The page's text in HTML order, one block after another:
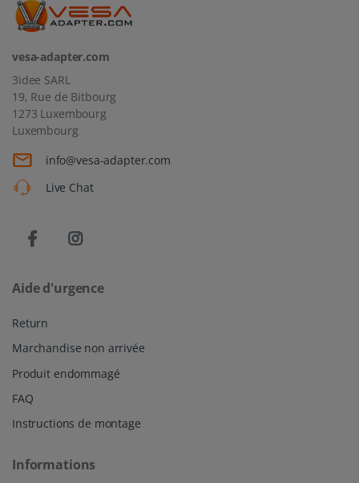
vesa-adapter.com
3idee SARL
19, Rue de Bitbourg
1273 Luxembourg
Luxembourg
info@vesa-adapter.com
Live Chat
Aide d'urgence
Return
Marchandise non arrivée
Produit endommagé
FAQ
Instructions de montage
Informations